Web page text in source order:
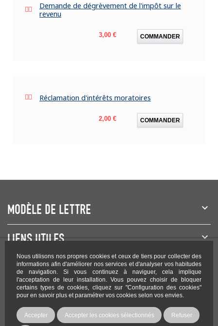
Nous utilisons nos propres cookies et ceux de tiers pour collecter des
informations afin d'améliorer nos services et d'analyser vos habitudes
de navigation. Si vous continuez à naviguer, cela implique
l'acceptation de leur installation. Vous pouvez choisir de bloquer
certains types de cookies, cliquez sur "Configuration des cookies"
pour en savoir plus et paramétrer vos cookies selon vos envies.
Accepter Accepter les cookies sélectionnés Refuser
Demande de dégrèvement de l'impôt sur le
revenu
Prix
3,00 € COMMANDER
Réclamation d'intérêts moratoires
Prix
2,00 € COMMANDER
MODÈLE DE LETTRE
LIENS UTILES
NEWSLETTER